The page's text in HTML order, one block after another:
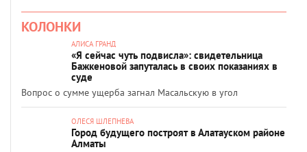
КОЛОНКИ
АЛИСА ГРАНД
«Я сейчас чуть подвисла»: свидетельница
Бажкеновой запуталась в своих показаниях в
суде
Вопрос о сумме ущерба загнал Масальскую в угол
ОЛЕСЯ ШЛЕПНЕВА
Город будущего построят в Алатауском районе
Алматы